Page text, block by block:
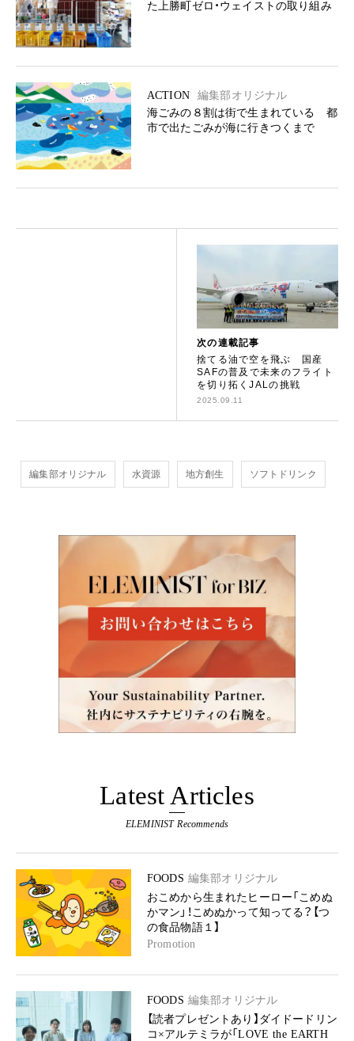
た上勝町ゼロ・ウェイストの取り組み
ACTION
編集部オリジナル
海ごみの８割は街で生まれている 都
市で出たごみが海に行きつくまで
次の連載記事
捨てる油で空を飛ぶ 国産
SAFの普及で未来のフライト
を切り拓くJALの挑戦
2025.09.11
編集部オリジナル 水資源 地方創生 ソフトドリンク
Latest Articles
ELEMINIST Recommends
FOODS 編集部オリジナル
おこめから生まれたヒーロー「こめぬ
かマン」！こめぬかって知ってる？【つ
の食品物語１】
Promotion
FOODS 編集部オリジナル
【読者プレゼントあり】ダイドードリン
コ×アルテミラが「LOVE the EARTH